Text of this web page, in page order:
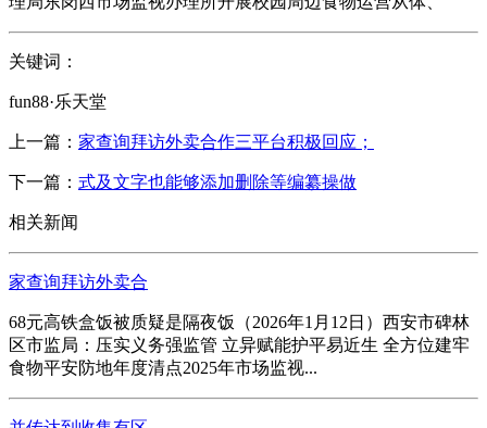
关键词：
fun88·乐天堂
上一篇： 家查询拜访外卖合作三平台积极回应；
下一篇： 式及文字也能够添加删除等编纂操做
相关新闻
家查询拜访外卖合
68元高铁盒饭被质疑是隔夜饭（2026年1月12日）西安市碑林
区市监局：压实义务强监管 立异赋能护平易近生 全方位建牢
食物平安防地年度清点2025年市场监视...